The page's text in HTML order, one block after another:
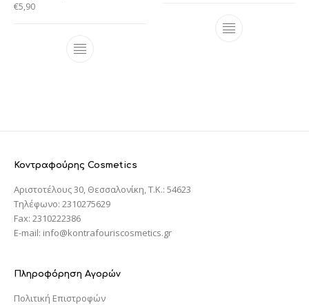
€5,90
Κοντραφούρης Cosmetics
Αριστοτέλους 30, Θεσσαλονίκη, T.K.: 54623
Τηλέφωνο: 2310275629
Fax: 2310222386
E-mail: info@kontrafouriscosmetics.gr
Πληροφόρηση Αγορών
Πολιτική Επιστροφών